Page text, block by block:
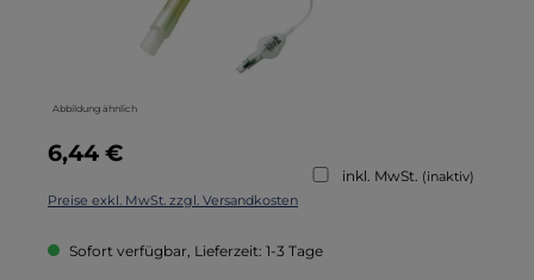
Abbildung ähnlich
Regulärer Preis:
6,44 €
inkl. MwSt. (inaktiv)
Preise exkl. MwSt. zzgl. Versandkosten
Sofort verfügbar, Lieferzeit: 1-3 Tage